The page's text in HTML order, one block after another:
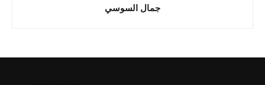
جمال السوسي